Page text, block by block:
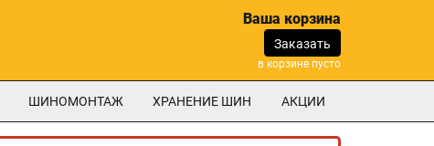
Ваша корзина
Заказать
в корзине пусто
ШИНОМОНТАЖ ХРАНЕНИЕ ШИН АКЦИИ